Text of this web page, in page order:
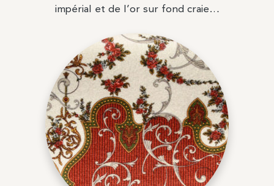
impérial et de l’or sur fond craie…